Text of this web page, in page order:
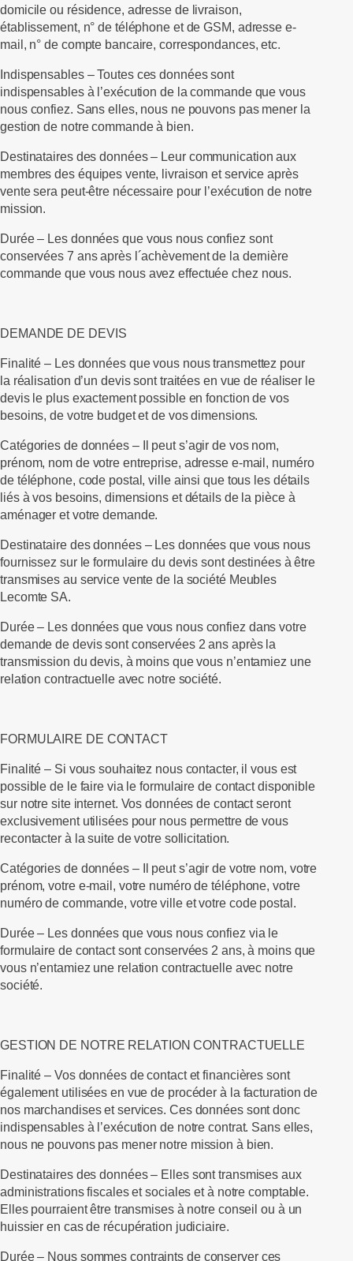
domicile ou résidence, adresse de livraison,
établissement, n° de téléphone et de GSM, adresse e-
mail, n° de compte bancaire, correspondances, etc.
Indispensables –Toutes ces données sont
indispensables à l’exécution de la commande que vous
nous confiez. Sans elles, nous ne pouvons pas mener la
gestion de notre commande à bien.
Destinataires des données – Leur communication aux
membres des équipes vente, livraison et service après
vente sera peut-être nécessaire pour l’exécution de notre
mission.
Durée – Les données que vous nous confiez sont
conservées 7 ans après l´achèvement de la dernière
commande que vous nous avez effectuée chez nous.
DEMANDE DE DEVIS
Finalité – Les données que vous nous transmettez pour
la réalisation d’un devis sont traitées en vue de réaliser le
devis le plus exactement possible en fonction de vos
besoins, de votre budget et de vos dimensions.
Catégories de données –Il peut s’agir de vos nom,
prénom, nom de votre entreprise, adresse e-mail, numéro
de téléphone, code postal, ville ainsi que tous les détails
liés à vos besoins, dimensions et détails de la pièce à
aménager et votre demande.
Destinataire des données– Les données que vous nous
fournissez sur le formulaire du devis sont destinées à être
transmises au service vente de la société Meubles
Lecomte SA.
Durée– Les données que vous nous confiez dans votre
demande de devis sont conservées 2 ans après la
transmission du devis, à moins que vous n’entamiez une
relation contractuelle avec notre société.
FORMULAIRE DE CONTACT
Finalité – Si vous souhaitez nous contacter, il vous est
possible de le faire via le formulaire de contact disponible
sur notre site internet. Vos données de contact seront
exclusivement utilisées pour nous permettre de vous
recontacter à la suite de votre sollicitation.
Catégories de données –Il peut s’agir de votre nom, votre
prénom, votre e-mail, votre numéro de téléphone, votre
numéro de commande, votre ville et votre code postal.
Durée– Les données que vous nous confiez via le
formulaire de contact sont conservées 2 ans, à moins que
vous n’entamiez une relation contractuelle avec notre
société.
GESTION DE NOTRE RELATION CONTRACTUELLE
Finalité – Vos données de contact et financières sont
également utilisées en vue de procéder à la facturation de
nos marchandises et services. Ces données sont donc
indispensables à l’exécution de notre contrat. Sans elles,
nous ne pouvons pas mener notre mission à bien.
Destinataires des données – Elles sont transmises aux
administrations fiscales et sociales et à notre comptable.
Elles pourraient être transmises à notre conseil ou à un
huissier en cas de récupération judiciaire.
Durée – Nous sommes contraints de conserver ces